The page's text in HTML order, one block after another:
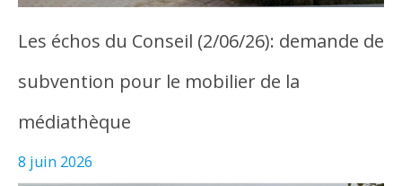
Les échos du Conseil (2/06/26): demande de
subvention pour le mobilier de la
médiathèque
8 juin 2026